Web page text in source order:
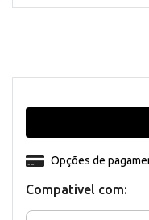
Compativel com:
Opções de